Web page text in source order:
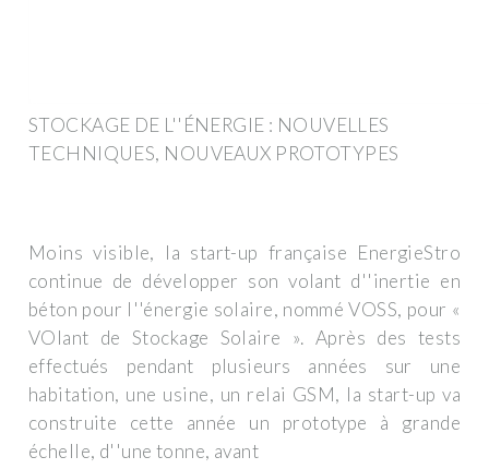
STOCKAGE DE L''ÉNERGIE : NOUVELLES
TECHNIQUES, NOUVEAUX PROTOTYPES
Moins visible, la start-up française EnergieStro
continue de développer son volant d''inertie en
béton pour l''énergie solaire, nommé VOSS, pour «
VOlant de Stockage Solaire ». Après des tests
effectués pendant plusieurs années sur une
habitation, une usine, un relai GSM, la start-up va
construite cette année un prototype à grande
échelle, d''une tonne, avant